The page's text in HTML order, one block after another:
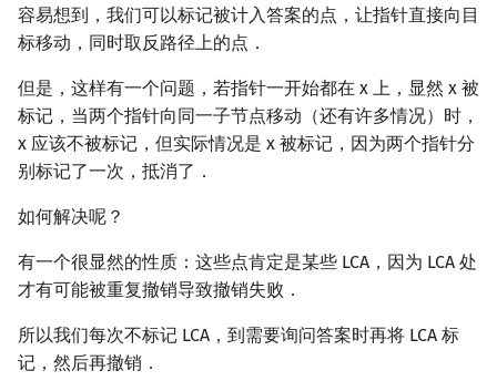
容易想到，我们可以标记被计入答案的点，让指针直接向目
标移动，同时取反路径上的点．
但是，这样有一个问题，若指针一开始都在 x 上，显然 x 被
标记，当两个指针向同一子节点移动（还有许多情况）时，
x 应该不被标记，但实际情况是 x 被标记，因为两个指针分
别标记了一次，抵消了．
如何解决呢？
有一个很显然的性质：这些点肯定是某些 LCA，因为 LCA 处
才有可能被重复撤销导致撤销失败．
所以我们每次不标记 LCA，到需要询问答案时再将 LCA 标
记，然后再撤销．